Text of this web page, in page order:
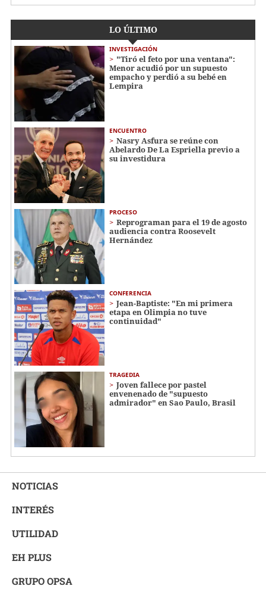
LO ÚLTIMO
INVESTIGACIÓN
"Tiró el feto por una ventana":
Menor acudió por un supuesto
empacho y perdió a su bebé en
Lempira
ENCUENTRO
Nasry Asfura se reúne con
Abelardo De La Espriella previo a
su investidura
PROCESO
Reprograman para el 19 de agosto
audiencia contra Roosevelt
Hernández
CONFERENCIA
Jean-Baptiste: "En mi primera
etapa en Olimpia no tuve
continuidad"
TRAGEDIA
Joven fallece por pastel
envenenado de "supuesto
admirador" en Sao Paulo, Brasil
NOTICIAS
INTERÉS
UTILIDAD
EH PLUS
GRUPO OPSA